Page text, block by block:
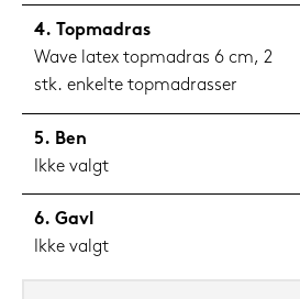
Topmadras
Wave latex topmadras 6 cm, 2
stk. enkelte topmadrasser
Ben
Ikke valgt
Gavl
Ikke valgt